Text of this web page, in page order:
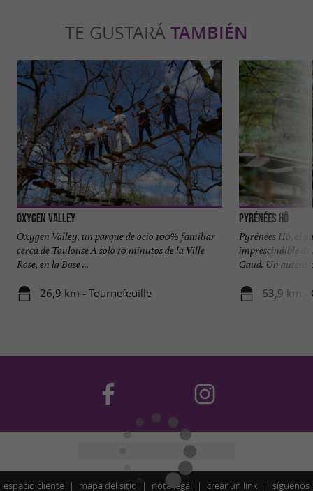
TE GUSTARÁ TAMBIÉN
Oxygen Valley
Oxygen Valley, un parque de ocio 100% familiar
cerca de Toulouse A solo 10 minutos de la Ville
Rose, en la Base ...
26,9 km - Tournefeuille
Pyrénées Hô
Pyrénées Hô, el
imprescindible
Gaud. Un
63,9 km -
espacio cliente mapa del sitio nota legal crear un link síguenos